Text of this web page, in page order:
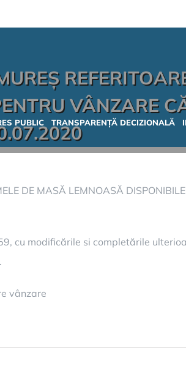
PUBLIC TRANSPARENȚĂ DECIZIONALĂ
VÂNZARE
DE MASĂ LEMNOASĂ
cu modificările si completările
vânzare